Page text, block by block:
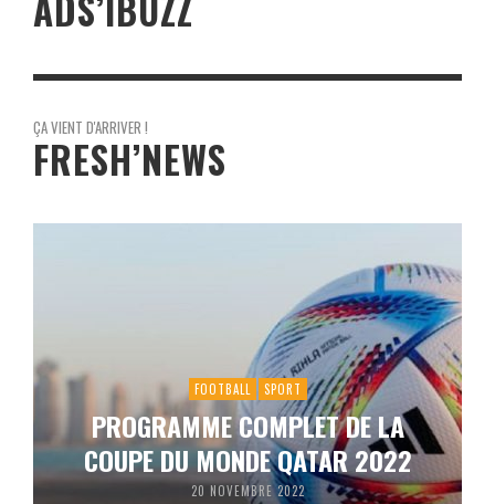
ADS’IBUZZ
ÇA VIENT D'ARRIVER !
FRESH’NEWS
FOOTBALL SPORT
PROGRAMME COMPLET DE LA
COUPE DU MONDE QATAR 2022
20 NOVEMBRE 2022